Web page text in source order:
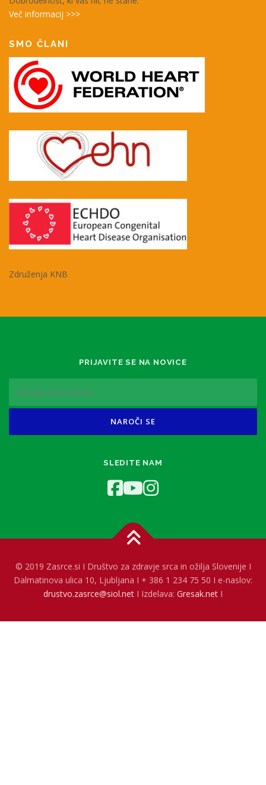
Več informacij >>>
SMO ČLANI
Združenja KNB
PRIJAVITE SE NA NOVICE
SLEDITE NAM
© 2019 Zasrce.si I Društvo za zdravje srca in ožilja Slovenije I
Dalmatinova ulica 10, Ljubljana I + 386 1 234 75 50 I e-naslov:
drustvo.zasrce@siol.net I Izdelava: Gresak.net I